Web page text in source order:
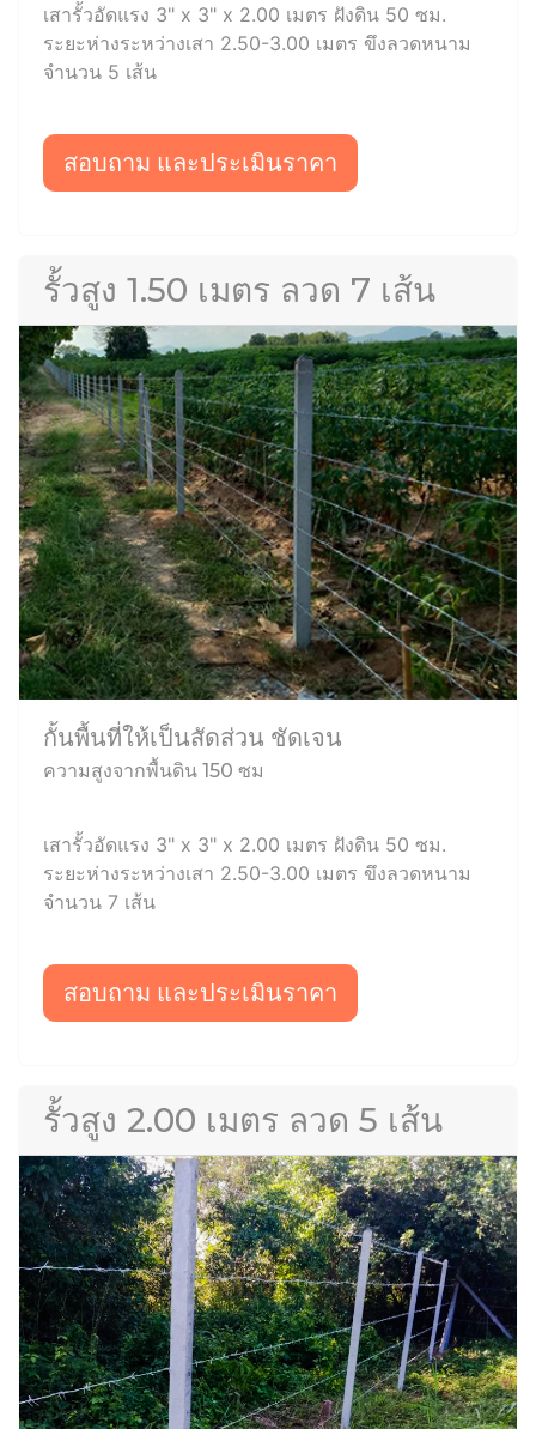
เสารั้วอัดแรง 3" x 3" x 2.00 เมตร ฝังดิน 50 ซม.
ระยะห่างระหว่างเสา 2.50-3.00 เมตร ขึงลวดหนาม
จำนวน 5 เส้น
สอบถาม และประเมินราคา
รั้วสูง 1.50 เมตร ลวด 7 เส้น
กั้นพื้นที่ให้เป็นสัดส่วน ชัดเจน
ความสูงจากพื้นดิน 150 ซม
เสารั้วอัดแรง 3" x 3" x 2.00 เมตร ฝังดิน 50 ซม.
ระยะห่างระหว่างเสา 2.50-3.00 เมตร ขึงลวดหนาม
จำนวน 7 เส้น
สอบถาม และประเมินราคา
รั้วสูง 2.00 เมตร ลวด 5 เส้น